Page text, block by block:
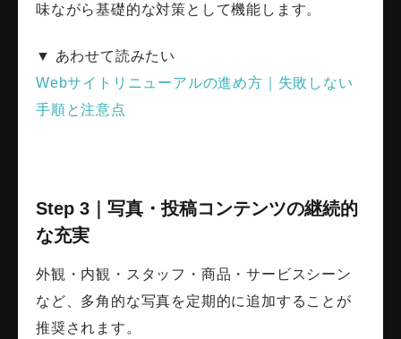
味ながら基礎的な対策として機能します。
▼ あわせて読みたい
Webサイトリニューアルの進め方｜失敗しない
手順と注意点
Step 3｜写真・投稿コンテンツの継続的
な充実
外観・内観・スタッフ・商品・サービスシーン
など、多角的な写真を定期的に追加することが
推奨されます。